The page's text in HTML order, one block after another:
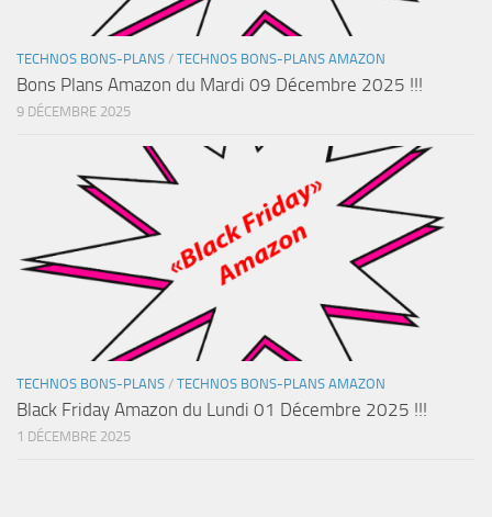
TECHNOS BONS-PLANS / TECHNOS BONS-PLANS AMAZON
Bons Plans Amazon du Mardi 09 Décembre 2025 !!!
9 DÉCEMBRE 2025
TECHNOS BONS-PLANS / TECHNOS BONS-PLANS AMAZON
Black Friday Amazon du Lundi 01 Décembre 2025 !!!
1 DÉCEMBRE 2025